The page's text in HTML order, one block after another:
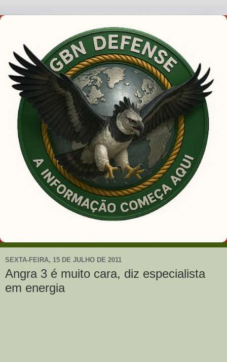
SEXTA-FEIRA, 15 DE JULHO DE 2011
Angra 3 é muito cara, diz especialista
em energia